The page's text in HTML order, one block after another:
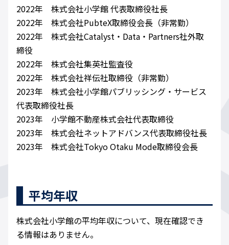
2022年 株式会社小学館 代表取締役社長
2022年 株式会社PubteX取締役会長（非常勤）
2022年 株式会社Catalyst・Data・Partners社外取
締役
2022年 株式会社集英社監査役
2022年 株式会社祥伝社取締役（非常勤）
2023年 株式会社小学館パブリッシング・サービス
代表取締役社長
2023年 小学館不動産株式会社代表取締役
2023年 株式会社ネットアドバンス代表取締役社長
2023年 株式会社Tokyo Otaku Mode取締役会長
平均年収
株式会社小学館の平均年収について、現在確認でき
る情報はありません。